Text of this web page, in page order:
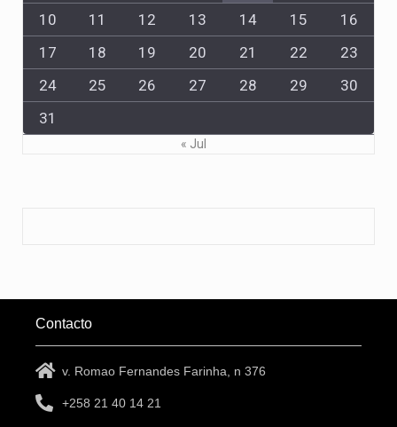
10
11 12 13 14 15
16
17
18 19 20 21 22
23
24
25 26 27 28 29
30
31
« Jul
Contacto
v. Romao Fernandes Farinha, n 376
+258 21 40 14 21